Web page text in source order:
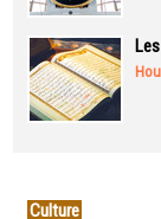
Culture